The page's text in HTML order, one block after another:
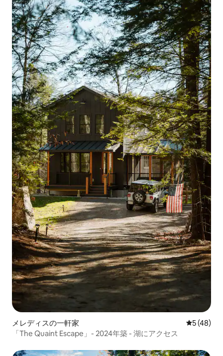
メレディスの一軒家 レビュー
5 (48)
「The Quaint Escape」- 2024年築 - 湖にアクセス